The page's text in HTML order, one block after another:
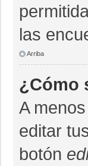
las
Arriba
¿Cómo
A
editar
botón